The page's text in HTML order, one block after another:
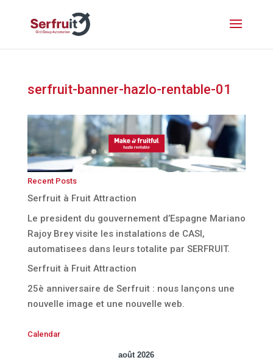
serfruit-banner-hazlo-rentable-01
Recent Posts
Serfruit à Fruit Attraction
Le president du gouvernement d’Espagne Mariano
Rajoy Brey visite les instalations de CASI,
automatisees dans leurs totalite par SERFRUIT.
Serfruit à Fruit Attraction
25è anniversaire de Serfruit : nous lançons une
nouvelle image et une nouvelle web.
Calendar
août 2026